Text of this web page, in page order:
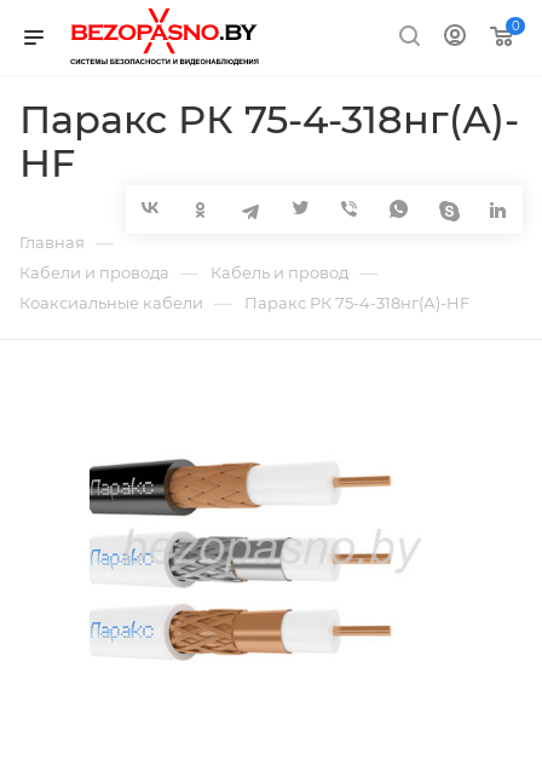
0
Паракс РК 75-4-318нг(А)-
HF
Главная —
Кабели и провода — Кабель и провод —
Коаксиальные кабели — Паракс РК 75-4-318нг(А)-HF